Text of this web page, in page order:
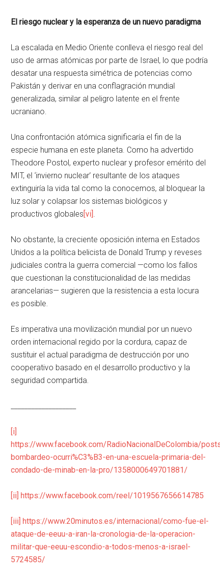
El riesgo nuclear y la esperanza de un nuevo paradigma
La escalada en Medio Oriente conlleva el riesgo real del
uso de armas atómicas por parte de Israel, lo que podría
desatar una respuesta simétrica de potencias como
Pakistán y derivar en una conflagración mundial
generalizada, similar al peligro latente en el frente
ucraniano.
Una confrontación atómica significaría el fin de la
especie humana en este planeta. Como ha advertido
Theodore Postol, experto nuclear y profesor emérito del
MIT, el ‘invierno nuclear’ resultante de los ataques
extinguiría la vida tal como la conocemos, al bloquear la
luz solar y colapsar los sistemas biológicos y
productivos globales [vi] .
No obstante, la creciente oposición interna en Estados
Unidos a la política belicista de Donald Trump y reveses
judiciales contra la guerra comercial —como los fallos
que cuestionan la constitucionalidad de las medidas
arancelarias— sugieren que la resistencia a esta locura
es posible.
Es imperativa una movilización mundial por un nuevo
orden internacional regido por la cordura, capaz de
sustituir el actual paradigma de destrucción por uno
cooperativo basado en el desarrollo productivo y la
seguridad compartida.
[i]
https://www.facebook.com/RadioNacionalDeColombia/
bombardeo-ocurri%C3%B3-en-una-escuela-primaria-del-
condado-de-minab-en-la-pro/1358000649701881/
[ii] https://www.facebook.com/reel/1019567656614785
[iii] https://www.20minutos.es/internacional/como-fue-el-
ataque-de-eeuu-a-iran-la-cronologia-de-la-operacion-
militar-que-eeuu-escondio-a-todos-menos-a-israel-
5724585/